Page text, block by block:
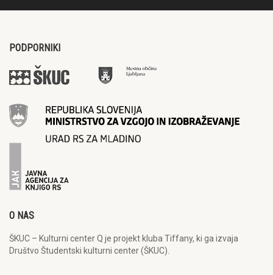
PODPORNIKI
O NAS
ŠKUC – Kulturni center Q je projekt kluba Tiffany, ki ga izvaja
Društvo Študentski kulturni center (ŠKUC).